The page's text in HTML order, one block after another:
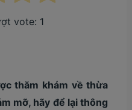
vote: 1
thăm khám về thừa
mỡ, hãy để lại thông